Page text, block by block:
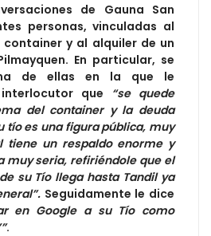
de Gauna San
personas, vinculadas al
y al alquiler de un
En particular, se
de ellas en la que le
que
“se quede
del container y la deuda
tío es una figura pública, muy
tiene un respaldo enorme y
muy seria, refiriéndole que el
su Tío llega hasta Tandil ya
Seguidamente le dice
en Google a su Tío como
.